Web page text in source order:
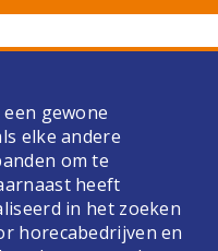
gewone
elke andere
om te
heeft
in het zoeken
horecabedrijven en